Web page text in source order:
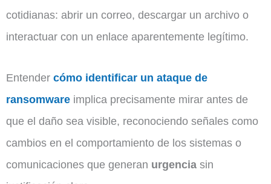
cotidianas: abrir un correo, descargar un archivo o
interactuar con un enlace aparentemente legítimo.
Entender cómo identificar un ataque de
ransomware implica precisamente mirar antes de
que el daño sea visible, reconociendo señales como
cambios en el comportamiento de los sistemas o
comunicaciones que generan urgencia sin